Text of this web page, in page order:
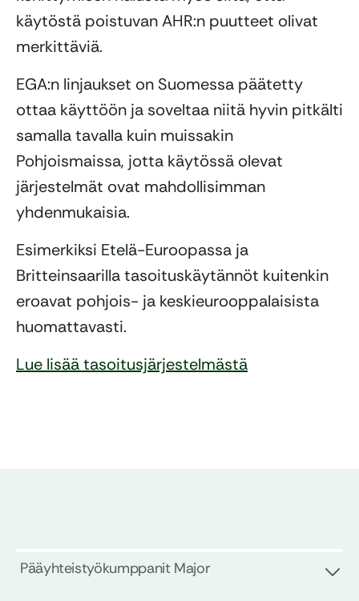
käytöstä poistuvan AHR:n puutteet olivat
merkittäviä.
EGA:n linjaukset on Suomessa päätetty
ottaa käyttöön ja soveltaa niitä hyvin pitkälti
samalla tavalla kuin muissakin
Pohjoismaissa, jotta käytössä olevat
järjestelmät ovat mahdollisimman
yhdenmukaisia.
Esimerkiksi Etelä-Euroopassa ja
Britteinsaarilla tasoituskäytännöt kuitenkin
eroavat pohjois- ja keskieurooppalaisista
huomattavasti.
Lue lisää tasoitusjärjestelmästä
Pääyhteistyökumppanit Major